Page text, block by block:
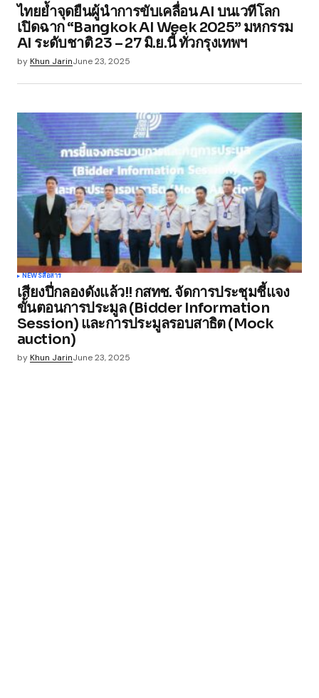
ไทยย้ำจุดยืนผู้นำการขับเคลื่อน AI บนเวทีโลก
เปิดฉาก “Bangkok AI Week 2025” มหกรรม
AI ระดับชาติ 23 – 27 มิ.ย.นี้ ทั่วกรุงเทพฯ
byKhun JarinJune 23, 2025
NEWSสื่อสาร
เสียงปี่กลองดังแล้ว!! กสทช. จัดการประชุมชี้แจง
ขั้นตอนการประมูล (Bidder Information
Session) และการประมูลรอบสาธิต (Mock
auction)
byKhun JarinJune 23, 2025